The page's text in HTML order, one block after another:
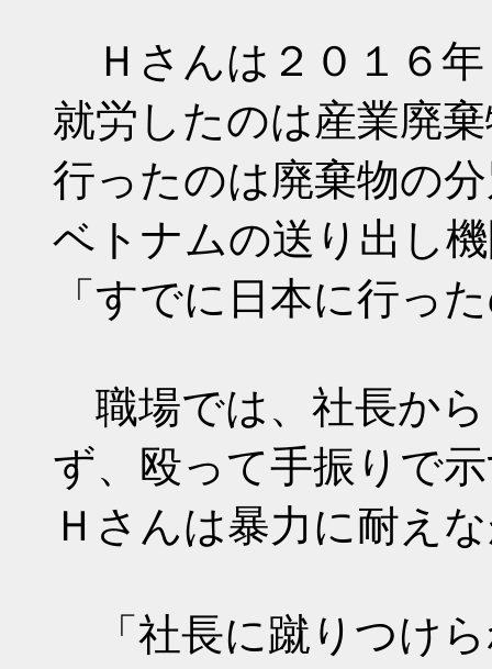
Ｈさんは２０１６年
就労したのは産業廃
行ったのは廃棄物の
ベトナムの送り出し
「すでに日本に行っ
職場では、社長から
ず、殴って手振りで
Ｈさんは暴力に耐え
「社長に蹴りつけら